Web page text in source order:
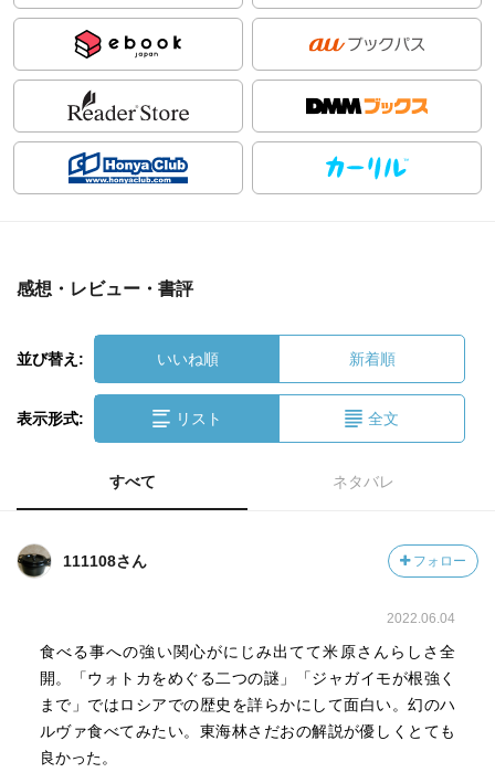
感想・レビュー・書評
並び替え: いいね順 新着順
表示形式: リスト 全文
すべて ネタバレ
111108さん フォロー
2022.06.04
食べる事への強い関心がにじみ出てて米原さんらしさ全
開。「ウォトカをめぐる二つの謎」「ジャガイモが根強く
まで」ではロシアでの歴史を詳らかにして面白い。幻のハ
ルヴァ食べてみたい。東海林さだおの解説が優しくとても
良かった。